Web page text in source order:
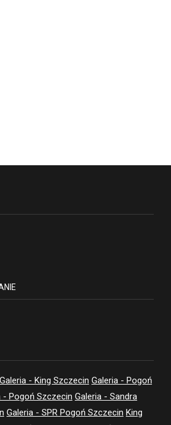
Galeria - King Szczecin Galeria - Pogoń
- Pogoń Szczecin Galeria - Sandra
Galeria - SPR Pogoń Szczecin King